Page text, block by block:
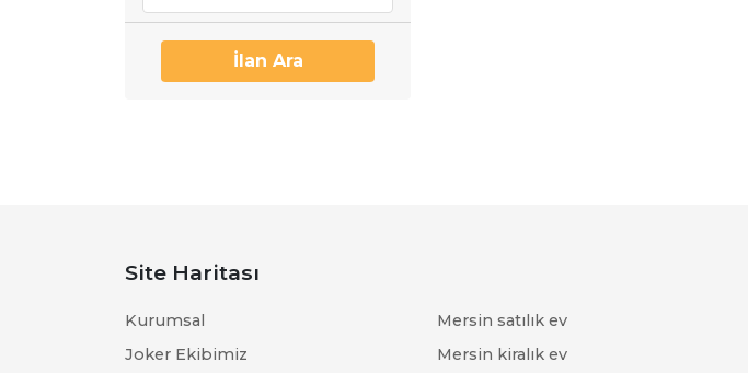
İlan Ara
Site Haritası
Kurumsal
Joker Ekibimiz
Mersin satılık ev
Mersin kiralık ev